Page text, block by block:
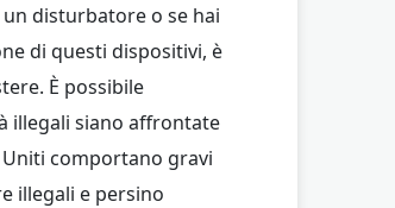
disturbatore o se hai
di questi dispositivi, è
È possibile
illegali siano affrontate
comportano gravi
illegali e persino